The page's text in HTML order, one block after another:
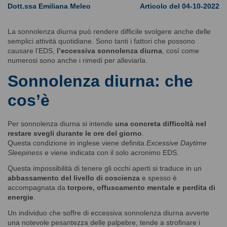
Dott.ssa Emiliana Meleo Articolo del 04-10-2022
La sonnolenza diurna può rendere difficile svolgere anche delle
semplici attività quotidiane. Sono tanti i fattori che possono
causare l’EDS, l’eccessiva sonnolenza diurna , così come
numerosi sono anche i rimedi per alleviarla.
Sonnolenza diurna: che
cos’è
Per sonnolenza diurna si intende una concreta difficoltà nel
restare svegli durante le ore del giorno
Questa condizione in inglese viene definita Excessive Daytime
Sleepiness e viene indicata con il solo acronimo EDS.
Questa impossibilità di tenere gli occhi aperti si traduce in un
abbassamento del livello di coscienza e spesso è
accompagnata da torpore, offuscamento mentale e perdita di
energie
Un individuo che soffre di eccessiva sonnolenza diurna avverte
una notevole pesantezza delle palpebre, tende a strofinare i